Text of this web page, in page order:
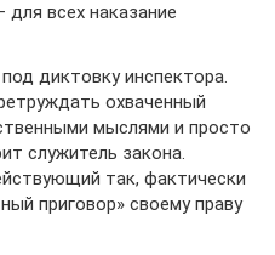
всех наказание
диктовку инспектора.
охваченный
мыслями и просто
служитель закона.
так, фактически
приговор» своему праву